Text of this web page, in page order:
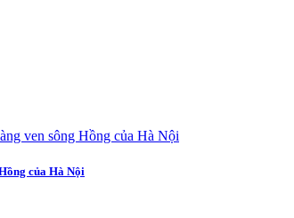
của Hà Nội